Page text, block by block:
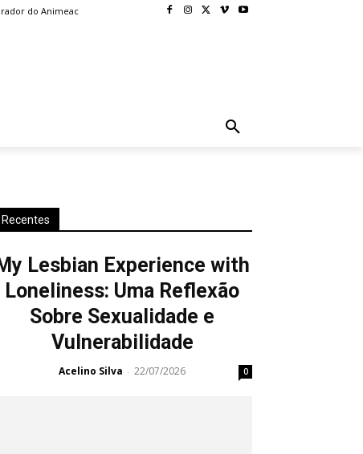
do Animeac
Recentes
Lesbian Experience with
Loneliness: Uma Reflexão
Sobre Sexualidade e
Vulnerabilidade
Acelino Silva - 22/07/2026 0